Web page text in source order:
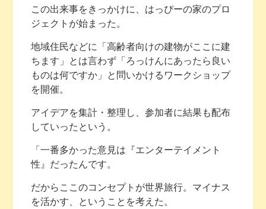
この出来事をきっかけに、はっぴーの家のプロ
ジェクトが始まった。
地域住民などに「高齢者向けの建物がここに建
ちます」とは言わず「ろっけんにあったら良い
ものは何ですか」と問いかけるワークショップ
を開催。
アイデアを集計・整理し、参加者に結果も配布
していったという。
「一番多かった意見は『エンターテイメント
性』だったんです。
だからここのコンセプトが世界旅行。マイナス
を活かす、ということを考えた。